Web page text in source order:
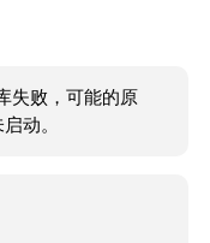
失败，可能的原
动。